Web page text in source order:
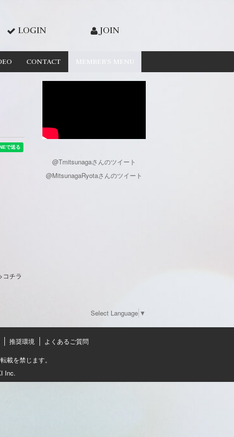
LOGIN JOIN
CONTACT MEMBER'S MENU
コチラ
@Tmitsunagaさんのツイート
@MitsunagaRyotaさんのツイート
Select Language ▼
推奨環境
よくあるご質問
載を禁じます。
Inc.